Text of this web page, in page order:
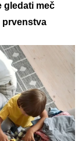
gledati meč
prvenstva